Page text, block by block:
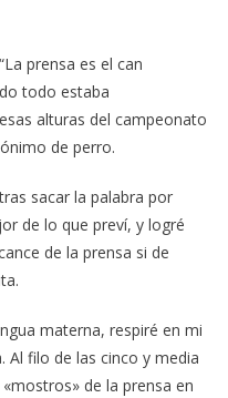
prensa es el can
todo estaba
alturas del campeonato
de perro.
sacar la palabra por
de lo que preví, y logré
de la prensa si de
materna, respiré en mi
Al filo de las cinco y media
de la prensa en